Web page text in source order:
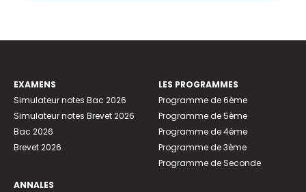
EXAMENS
Simulateur notes Bac 2026
Simulateur notes Brevet 2026
Bac 2026
Brevet 2026
ANNALES
LES PROGRAMMES
Programme de 6ème
Programme de 5ème
Programme de 4ème
Programme de 3ème
Programme de Seconde